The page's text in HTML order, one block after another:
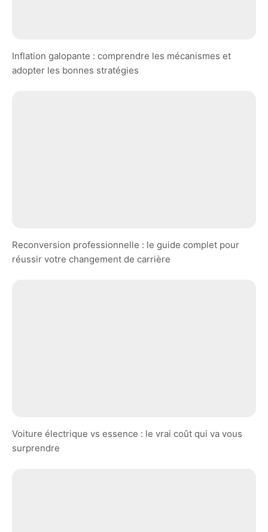
Inflation galopante : comprendre les mécanismes et
adopter les bonnes stratégies
Reconversion professionnelle : le guide complet pour
réussir votre changement de carrière
Voiture électrique vs essence : le vrai coût qui va vous
surprendre